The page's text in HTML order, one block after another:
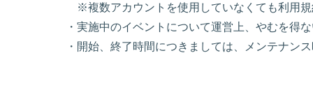
※複数アカウントを使用していなくても利用
・実施中のイベントについて運営上、やむを得
・開始、終了時間につきましては、メンテナン